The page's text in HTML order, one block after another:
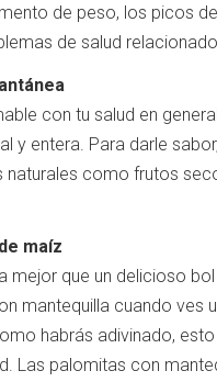
de peso, los picos
de salud
con tu salud en
y entera. Para darle
naturales como frutos
maíz
mejor que un delicioso
mantequilla cuando ves
habrás adivinado,
Las palomitas con